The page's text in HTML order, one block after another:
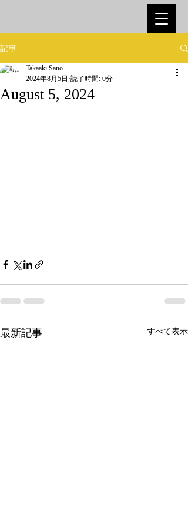
記事
August 5, 2024
Takaaki Sano
2024年8月5日 読了時間: 0分
最新記事 すべて表示